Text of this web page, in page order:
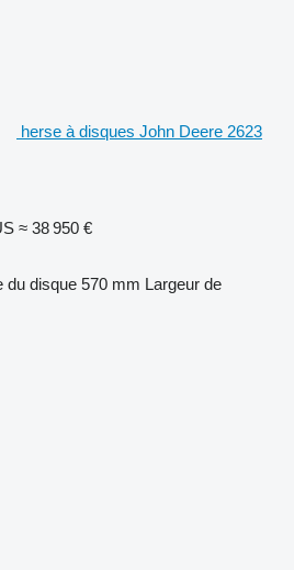
herse à disques John Deere 2623
≈ 38 950 €
du disque 570 mm Largeur de